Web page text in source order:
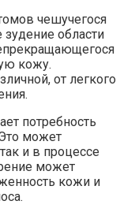
чешучегося
зудение области
кожу.
от легкого
потребность
может
и в процессе
может
кожи и